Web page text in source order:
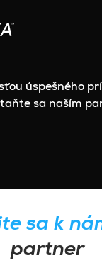
úspešného
sa naším
sa k
partner